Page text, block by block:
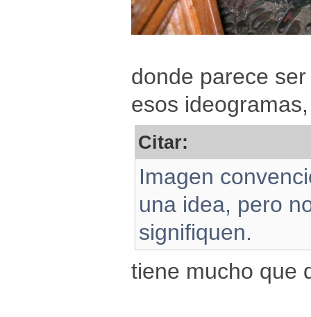
donde parece
esos ideogramas,
Citar:
Imagen
una idea, pero
signifiquen.
tiene mucho que